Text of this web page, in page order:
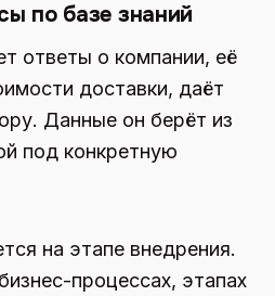
по базе знаний
ответы о компании, её
доставки, даёт
Данные он берёт из
под конкретную
на этапе внедрения.
процессах, этапах